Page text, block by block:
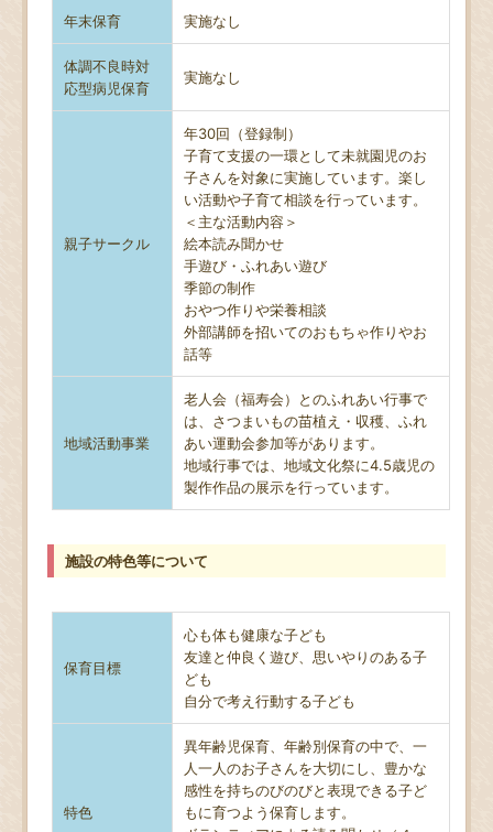
年末保育 実施なし
体調不良時対
応型病児保育
実施なし
親子サークル
年30回（登録制）
子育て支援の一環として未就園児のお
子さんを対象に実施しています。楽し
い活動や子育て相談を行っています。
＜主な活動内容＞
絵本読み聞かせ
手遊び・ふれあい遊び
季節の制作
おやつ作りや栄養相談
外部講師を招いてのおもちゃ作りやお
話等
地域活動事業
老人会（福寿会）とのふれあい行事で
は、さつまいもの苗植え・収穫、ふれ
あい運動会参加等があります。
地域行事では、地域文化祭に4.5歳児の
製作作品の展示を行っています。
施設の特色等について
保育目標
心も体も健康な子ども
友達と仲良く遊び、思いやりのある子
ども
自分で考え行動する子ども
特色
異年齢児保育、年齢別保育の中で、一
人一人のお子さんを大切にし、豊かな
感性を持ちのびのびと表現できる子ど
もに育つよう保育します。